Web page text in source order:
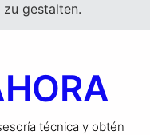
gestalten.
técnica y obtén